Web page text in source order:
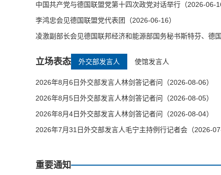
中国共产党与德国联盟党第十四次政党对话举行（2026-06-
李鸿忠会见德国联盟党代表团（2026-06-16）
凌激副部长会见德国联邦经济和能源部国务秘书斯特芬、德
立场表态 外交部发言人 使馆发言人
2026年8月6日外交部发言人林剑答记者问（2026-08-06）
2026年8月5日外交部发言人林剑答记者问（2026-08-05）
2026年8月4日外交部发言人林剑答记者问（2026-08-04）
2026年7月31日外交部发言人毛宁主持例行记者会（2026-
重要通知